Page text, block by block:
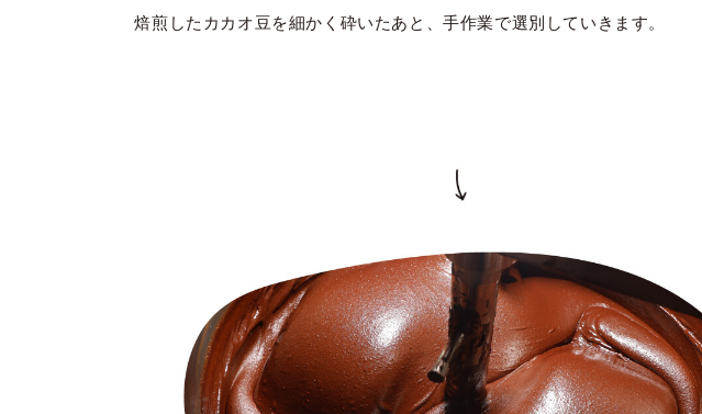
焙煎したカカオ豆を細かく砕いたあと、手作業で選別していきます。